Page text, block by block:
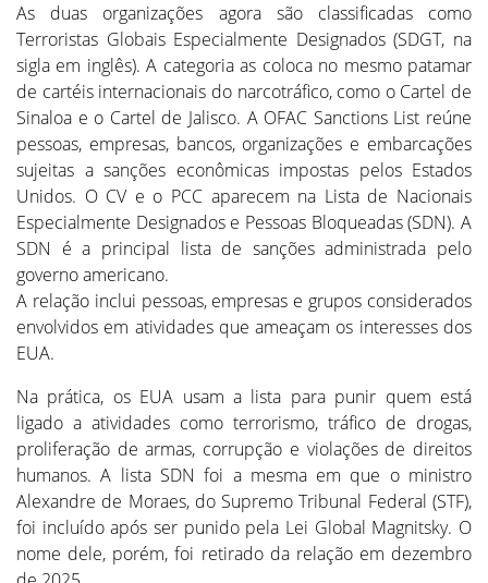
As duas organizações agora são classificadas como
Terroristas Globais Especialmente Designados (SDGT, na
sigla em inglês). A categoria as coloca no mesmo patamar
de cartéis internacionais do narcotráfico, como o Cartel de
Sinaloa e o Cartel de Jalisco. A OFAC Sanctions List reúne
pessoas, empresas, bancos, organizações e embarcações
sujeitas a sanções econômicas impostas pelos Estados
Unidos. O CV e o PCC aparecem na Lista de Nacionais
Especialmente Designados e Pessoas Bloqueadas (SDN). A
SDN é a principal lista de sanções administrada pelo
governo americano.
A relação inclui pessoas, empresas e grupos considerados
envolvidos em atividades que ameaçam os interesses dos
EUA.
Na prática, os EUA usam a lista para punir quem está
ligado a atividades como terrorismo, tráfico de drogas,
proliferação de armas, corrupção e violações de direitos
humanos. A lista SDN foi a mesma em que o ministro
Alexandre de Moraes, do Supremo Tribunal Federal (STF),
foi incluído após ser punido pela Lei Global Magnitsky. O
nome dele, porém, foi retirado da relação em dezembro